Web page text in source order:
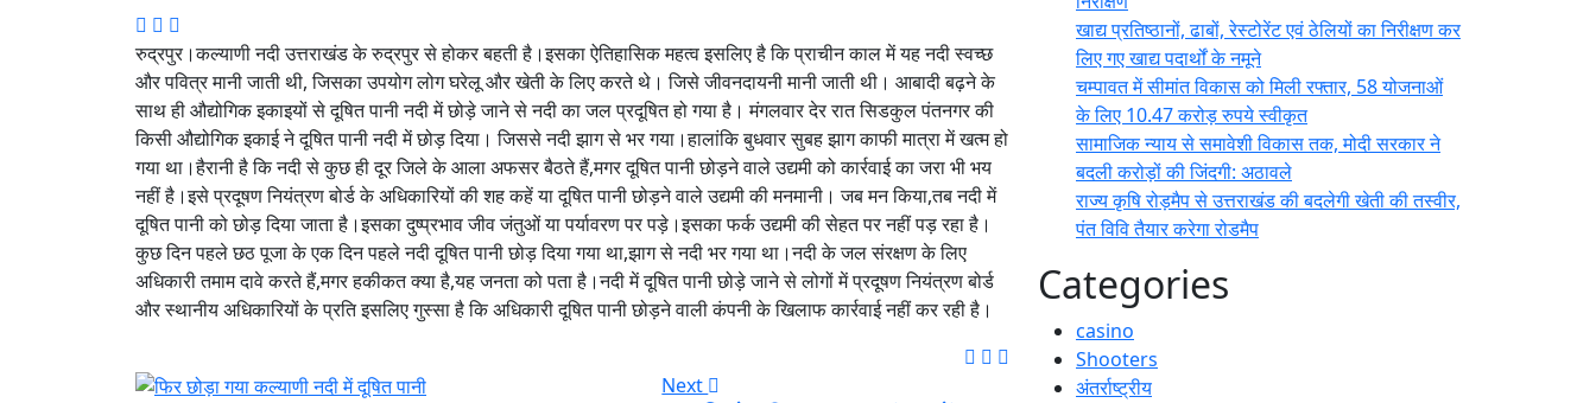
रुद्रपुर।कल्याणी नदी उत्तराखंड के रुद्रपुर से होकर बहती है।इसका ऐतिहासिक महत्व इसलिए है कि प्राचीन काल में यह नदी स्वच्छ
और पवित्र मानी जाती थी, जिसका उपयोग लोग घरेलू और खेती के लिए करते थे। जिसे जीवनदायनी मानी जाती थी। आबादी बढ़ने के
साथ ही औद्योगिक इकाइयों से दूषित पानी नदी में छोड़े जाने से नदी का जल प्रदूषित हो गया है। मंगलवार देर रात सिडकुल पंतनगर की
किसी औद्योगिक इकाई ने दूषित पानी नदी में छोड़ दिया। जिससे नदी झाग से भर गया।हालांकि बुधवार सुबह झाग काफी मात्रा में खत्म हो
गया था।हैरानी है कि नदी से कुछ ही दूर जिले के आला अफसर बैठते हैं,मगर दूषित पानी छोड़ने वाले उद्यमी को कार्रवाई का जरा भी भय
नहीं है।इसे प्रदूषण नियंत्रण बोर्ड के अधिकारियों की शह कहें या दूषित पानी छोड़ने वाले उद्यमी की मनमानी। जब मन किया,तब नदी में
दूषित पानी को छोड़ दिया जाता है।इसका दुष्प्रभाव जीव जंतुओं या पर्यावरण पर पड़े।इसका फर्क उद्यमी की सेहत पर नहीं पड़ रहा है।
कुछ दिन पहले छठ पूजा के एक दिन पहले नदी दूषित पानी छोड़ दिया गया था,झाग से नदी भर गया था।नदी के जल संरक्षण के लिए
अधिकारी तमाम दावे करते हैं,मगर हकीकत क्या है,यह जनता को पता है।नदी में दूषित पानी छोड़े जाने से लोगों में प्रदूषण नियंत्रण बोर्ड
और स्थानीय अधिकारियों के प्रति इसलिए गुस्सा है कि अधिकारी दूषित पानी छोड़ने वाली कंपनी के खिलाफ कार्रवाई नहीं कर रही है।
Next
खाद्य प्रतिष्ठानों, ढाबों, रेस्टोरेंट एवं ठेलियों का निरीक्षण कर
लिए गए खाद्य पदार्थों के नमूने
चम्पावत में सीमांत विकास को मिली रफ्तार, 58 योजनाओं
के लिए 10.47 करोड़ रुपये स्वीकृत
सामाजिक न्याय से समावेशी विकास तक, मोदी सरकार ने
बदली करोड़ों की जिंदगी: अठावले
राज्य कृषि रोड़मैप से उत्तराखंड की बदलेगी खेती की तस्वीर,
पंत विवि तैयार करेगा रोडमैप
Categories
casino
Shooters
अंतर्राष्ट्रीय